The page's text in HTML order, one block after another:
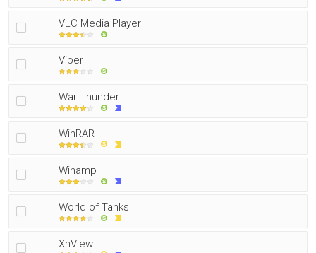
VLC Media Player
Viber
War Thunder
WinRAR
Winamp
World of Tanks
XnView